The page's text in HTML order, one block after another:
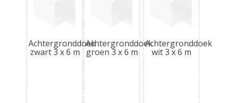
Achtergronddoek
zwart 3 x 6 m
Achtergronddoek
groen 3 x 6 m
Achtergronddoek
wit 3 x 6 m